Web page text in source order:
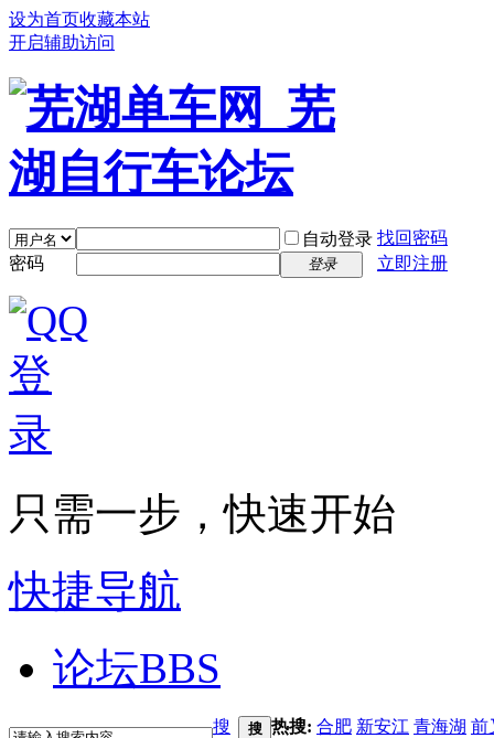
设为首页收藏本站
开启辅助访问
自动登录 找回密码
密码
登录 立即注册
只需一步，快速开始
快捷导航
论坛BBS
搜
搜 热搜: 合肥 新安江 青海湖 前